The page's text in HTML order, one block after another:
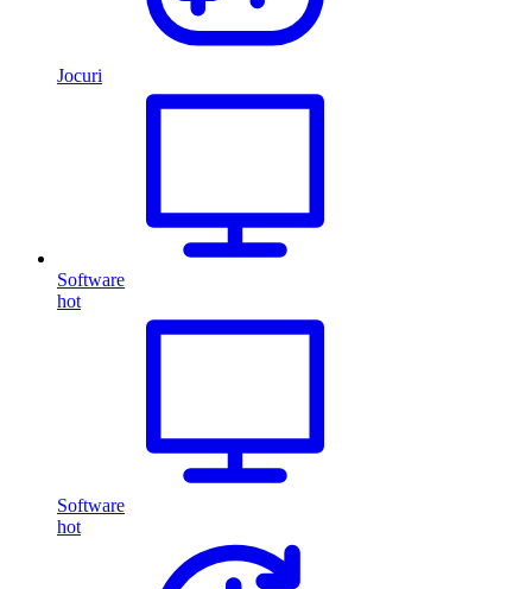
Jocuri
Software
hot
Software
hot